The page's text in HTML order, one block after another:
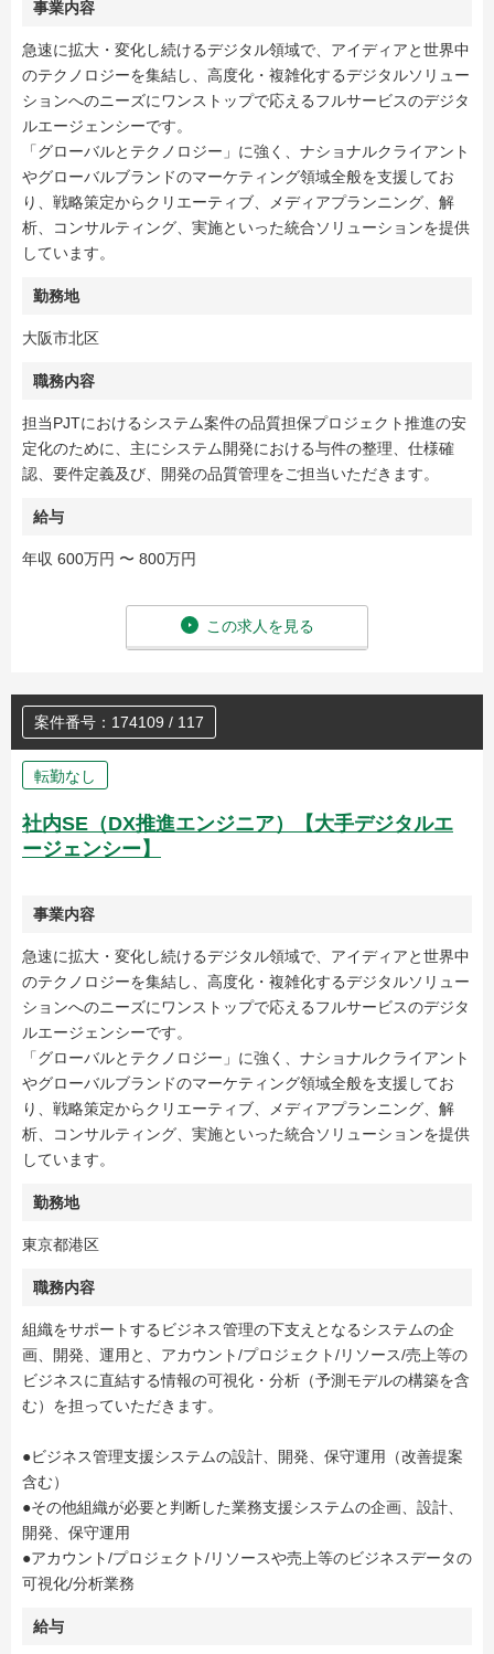
事業内容
急速に拡大・変化し続けるデジタル領域で、アイディアと世界中
のテクノロジーを集結し、高度化・複雑化するデジタルソリュー
ションへのニーズにワンストップで応えるフルサービスのデジタ
ルエージェンシーです。
「グローバルとテクノロジー」に強く、ナショナルクライアント
やグローバルブランドのマーケティング領域全般を支援してお
り、戦略策定からクリエーティブ、メディアプランニング、解
析、コンサルティング、実施といった統合ソリューションを提供
しています。
勤務地
大阪市北区
職務内容
担当PJTにおけるシステム案件の品質担保プロジェクト推進の安
定化のために、主にシステム開発における与件の整理、仕様確
認、要件定義及び、開発の品質管理をご担当いただきます。
給与
年収 600万円 〜 800万円
この求人を見る
案件番号：174109 / 117
転勤なし
社内SE（DX推進エンジニア）【大手デジタルエ
ージェンシー】
事業内容
急速に拡大・変化し続けるデジタル領域で、アイディアと世界中
のテクノロジーを集結し、高度化・複雑化するデジタルソリュー
ションへのニーズにワンストップで応えるフルサービスのデジタ
ルエージェンシーです。
「グローバルとテクノロジー」に強く、ナショナルクライアント
やグローバルブランドのマーケティング領域全般を支援してお
り、戦略策定からクリエーティブ、メディアプランニング、解
析、コンサルティング、実施といった統合ソリューションを提供
しています。
勤務地
東京都港区
職務内容
組織をサポートするビジネス管理の下支えとなるシステムの企
画、開発、運用と、アカウント/プロジェクト/リソース/売上等の
ビジネスに直結する情報の可視化・分析（予測モデルの構築を含
む）を担っていただきます。
●ビジネス管理支援システムの設計、開発、保守運用（改善提案
含む）
●その他組織が必要と判断した業務支援システムの企画、設計、
開発、保守運用
●アカウント/プロジェクト/リソースや売上等のビジネスデータの
可視化/分析業務
給与